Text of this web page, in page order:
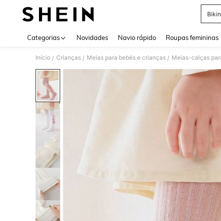
Categorias Novidades Navio rápido Roupas femininas
Início / Crianças / Meias para bebés e crianças / Meias-calças